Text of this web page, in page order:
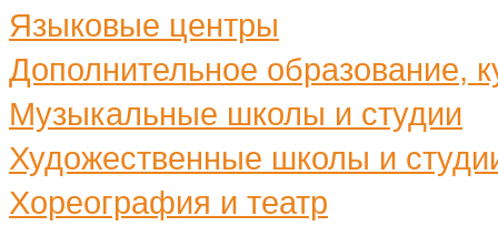
Языковые центры
Дополнительное образование,
Музыкальные школы и студии
Художественные школы и
Хореография и театр